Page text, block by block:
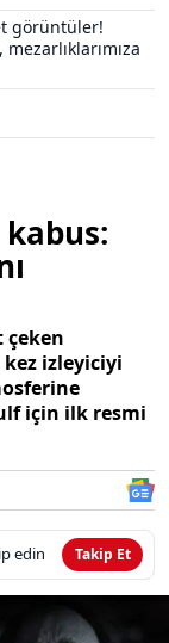
görüntüler!
çeken
izleyiciyi
için ilk resmi
edin Takip Et